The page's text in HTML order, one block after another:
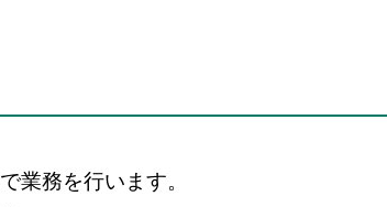
業務を行います。